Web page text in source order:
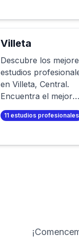
propias fotos
profesionales en
minutos!
Villeta
Descubre los
estudios
en Villeta, Central.
Encuentra el mejor
fotógrafo para tu
de fotos profesional.
propias fotos
11 estudios profesionales